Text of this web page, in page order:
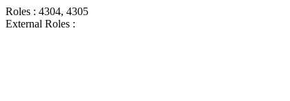
Roles : 4304, 4305
External Roles :